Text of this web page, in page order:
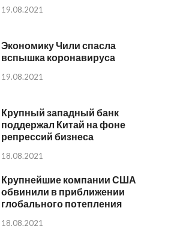
19.08.2021
Экономику Чили спасла
вспышка коронавируса
19.08.2021
Крупный западный банк
поддержал Китай на фоне
репрессий бизнеса
18.08.2021
Крупнейшие компании США
обвинили в приближении
глобального потепления
18.08.2021